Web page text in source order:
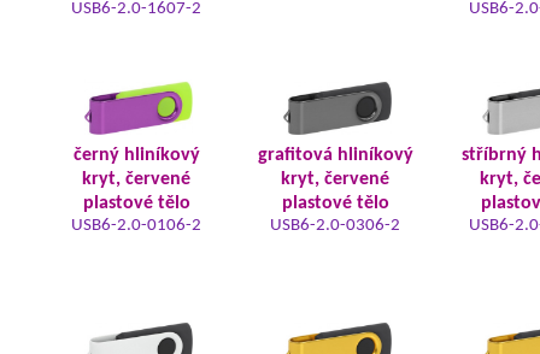
USB6-2.0-1607-2 USB6-
černý hliníkový
kryt, červené
plastové tělo
USB6-2.0-0106-2
grafitová hliníkový
kryt, červené
plastové tělo
USB6-2.0-0306-2
stříbrný
kryt,
USB6-